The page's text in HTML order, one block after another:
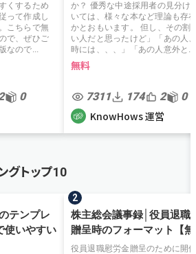
くするため
って作成し
こちらで無
で、ぜひご
なので...
0
か？ 優秀な中途採用者の見分け
いては、様々な本など理論も存
かとおもいます。 但し、その割
い人だと思ったけど」「あの人
時には、、、」「あの人意外と...
無料
7311 174 2 0
KnowHows 運営
グトップ10
テンプレ
使いやすい
株主総会議事録│役員退職
贈呈時のフォーマット【
役員退職慰労金贈呈のために開